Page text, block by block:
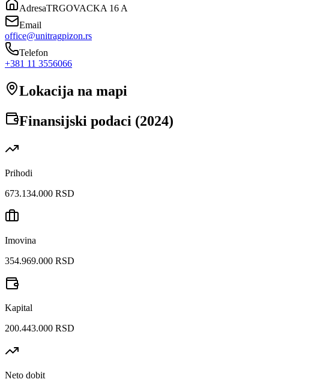
AdresaTRGOVACKA 16 A
Email
office@unitragpizon.rs
Telefon
+381 11 3556066
Lokacija na mapi
Finansijski podaci (2024)
Prihodi
673.134.000 RSD
Imovina
354.969.000 RSD
Kapital
200.443.000 RSD
Neto dobit